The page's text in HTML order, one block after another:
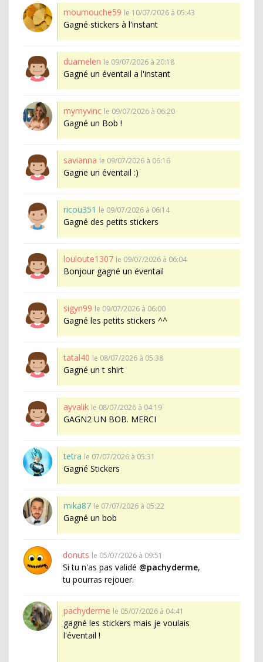
moumouche59 le 10/07/2026 à 05:43
Gagné stickers à l'instant
duamelen le 09/07/2026 à 20:18
Gagné un éventail a l'instant
mymyvinc le 09/07/2026 à 06:20
Gagné un Bob !
savianna le 09/07/2026 à 06:16
Gagne un éventail :)
ricou351 le 09/07/2026 à 06:14
Gagné des petits stickers
louloute1307 le 09/07/2026 à 06:04
Bonjour gagné un éventail
sigyn99 le 09/07/2026 à 06:00
Gagné les petits stickers ^^
tatal40 le 08/07/2026 à 05:38
Gagné un t shirt
ayvalik le 08/07/2026 à 04:19
GAGN2 UN BOB. MERCI
tetra le 07/07/2026 à 05:31
Gagné Stickers
mika87 le 07/07/2026 à 05:22
Gagné un bob
donuts le 05/07/2026 à 09:51
Si tu n'as pas validé @pachyderme,
tu pourras rejouer.
pachyderme le 05/07/2026 à 04:41
gagné les stickers mais je voulais
l'éventail !